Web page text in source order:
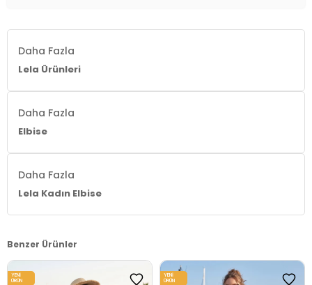
Daha Fazla
Lela Ürünleri
Daha Fazla
Elbise
Daha Fazla
Lela Kadın Elbise
Benzer Ürünler
YENI
ÜRÜN
YENI
ÜRÜN